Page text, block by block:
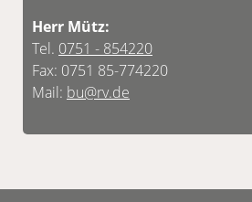
Herr Mütz:
Tel. 0751 - 854220
Fax: 0751 85-774220
Mail: bu@rv.de